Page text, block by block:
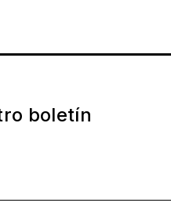
boletín